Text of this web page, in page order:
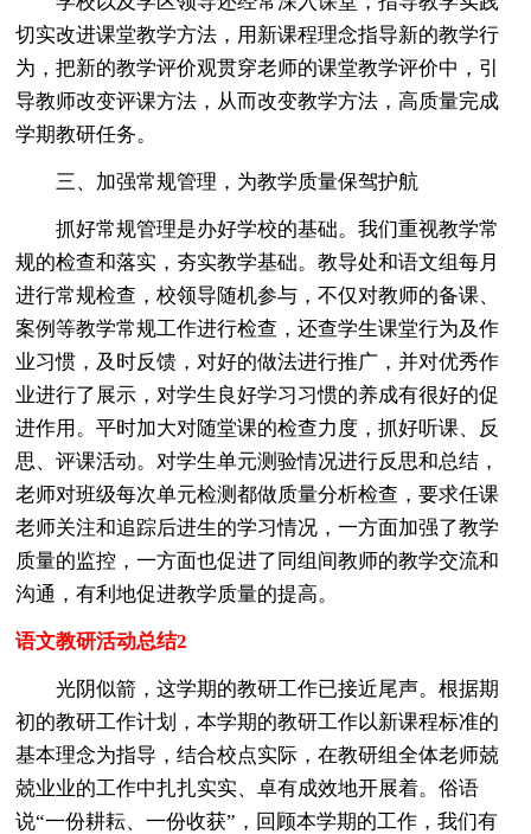
切实改进课堂教学方法，用新课程理念指导新的教学行
为，把新的教学评价观贯穿老师的课堂教学评价中，引
导教师改变评课方法，从而改变教学方法，高质量完成
学期教研任务。
三、加强常规管理，为教学质量保驾护航
抓好常规管理是办好学校的基础。我们重视教学常
规的检查和落实，夯实教学基础。教导处和语文组每月
进行常规检查，校领导随机参与，不仅对教师的备课、
案例等教学常规工作进行检查，还查学生课堂行为及作
业习惯，及时反馈，对好的做法进行推广，并对优秀作
业进行了展示，对学生良好学习习惯的养成有很好的促
进作用。平时加大对随堂课的检查力度，抓好听课、反
思、评课活动。对学生单元测验情况进行反思和总结，
老师对班级每次单元检测都做质量分析检查，要求任课
老师关注和追踪后进生的学习情况，一方面加强了教学
质量的监控，一方面也促进了同组间教师的教学交流和
沟通，有利地促进教学质量的提高。
语文教研活动总结2
光阴似箭，这学期的教研工作已接近尾声。根据期
初的教研工作计划，本学期的教研工作以新课程标准的
基本理念为指导，结合校点实际，在教研组全体老师兢
兢业业的工作中扎扎实实、卓有成效地开展着。俗语
说“一份耕耘、一份收获”，回顾本学期的工作，我们有